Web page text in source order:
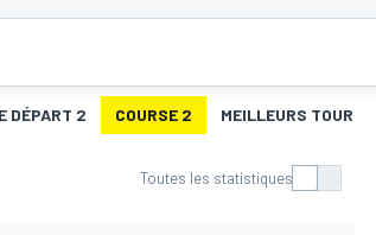
DÉPART 2 COURSE 2 MEILLEURS TOURS 2
Toutes les statistiques